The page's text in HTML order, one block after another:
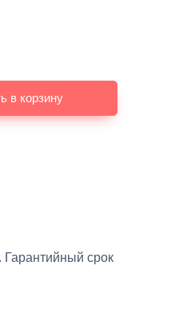
в корзину
срок